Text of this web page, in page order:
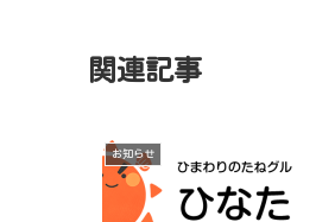
関連記事
お知らせ